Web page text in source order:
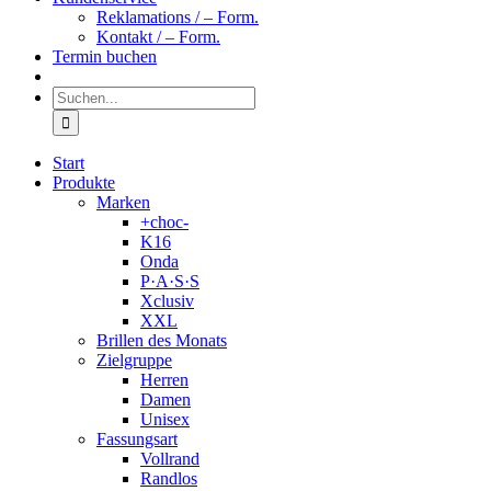
Reklamations / – Form.
Kontakt / – Form.
Termin buchen
Suche
nach:
Start
Produkte
Marken
+choc-
K16
Onda
P·A·S·S
Xclusiv
XXL
Brillen des Monats
Zielgruppe
Herren
Damen
Unisex
Fassungsart
Vollrand
Randlos